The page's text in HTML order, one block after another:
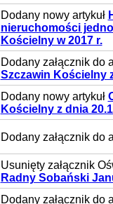
Dodany nowy artykuł
nieruchomości
Kościelny w 2017 r.
Dodany załącznik do
Szczawin Kościelny
Dodany nowy artykuł
Kościelny z dnia
Dodany załącznik do
Usunięty załącznik
Radny Sobański
Dodany załącznik do